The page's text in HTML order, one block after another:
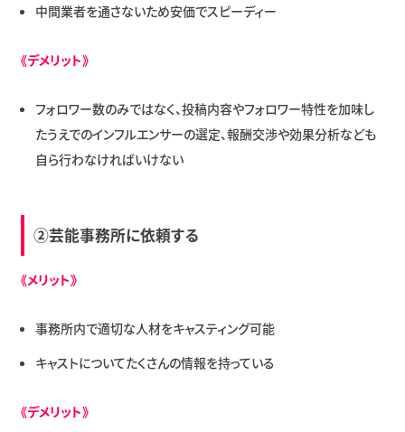
中間業者を通さないため安価でスピーディー
《デメリット》
フォロワー数のみではなく、投稿内容やフォロワー特性を加味し
たうえでのインフルエンサーの選定、報酬交渉や効果分析なども
自ら行わなければいけない
②芸能事務所に依頼する
《メリット》
事務所内で適切な人材をキャスティング可能
キャストについてたくさんの情報を持っている
《デメリット》